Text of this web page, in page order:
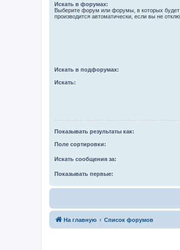
Искать в форумах:
Выберите форум или форумы, в которых
производится автоматически, если вы не
Искать в подфорумах:
Искать:
Показывать результаты как:
Поле сортировки:
Искать сообщения за:
Показывать первые:
На главную Список форумов